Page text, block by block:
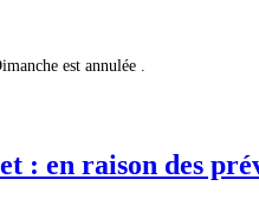
est annulée .
: en raison des